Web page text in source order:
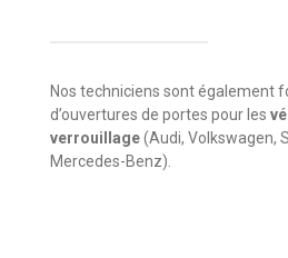
Nos techniciens sont également
d’ouvertures de portes pour les
verrouillage(Audi, Volkswagen,
Mercedes-Benz).